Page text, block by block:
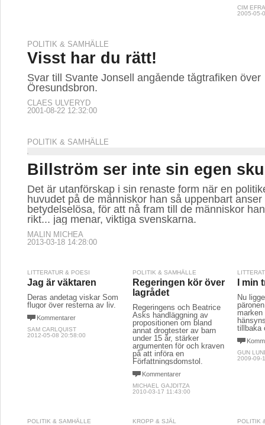
CIM
2005-05-
POLITIK & SAMHÄLLE
Visst har du rätt!
Svar till Svante Jonsell angående tågtrafiken över
Öresundsbron.
CLAES ULVERYD
2001-08-22 12:32:00
POLITIK & SAMHÄLLE
Billström ser inte sin egen
Det är utanförskap i sin renaste form när en
huvudet på de människor han så uppenbart anser
betydelselösa, för att nå fram till de människor
rikt... jag menar, viktiga svenskarna.
MALIN MICHEA
2013-03-18 14:28:00
LITTERATUR & POESI
Jag är väktaren
Deras andetag viskar Som
flugor över resterna av liv.
Kommentarer
SAM CARLQUIST
2012-05-08 20:58:00
POLITIK & SAMHÄLLE
Regeringen kör över
lagrådet
Regeringens och Beatrice
Asks handläggning av
propositionen om bland
annat drogtester av barn
under 15 år, stärker
argumenten för och kraven
på att införa en
Författningsdomstol.
Kommentarer
MICHAEL GAJDITZA
2010-03-17 11:43:00
I min
Nu
tillbaka
GUN
2009-09-
POLITIK & SAMHÄLLE KROPP & SJÄL POLITIK